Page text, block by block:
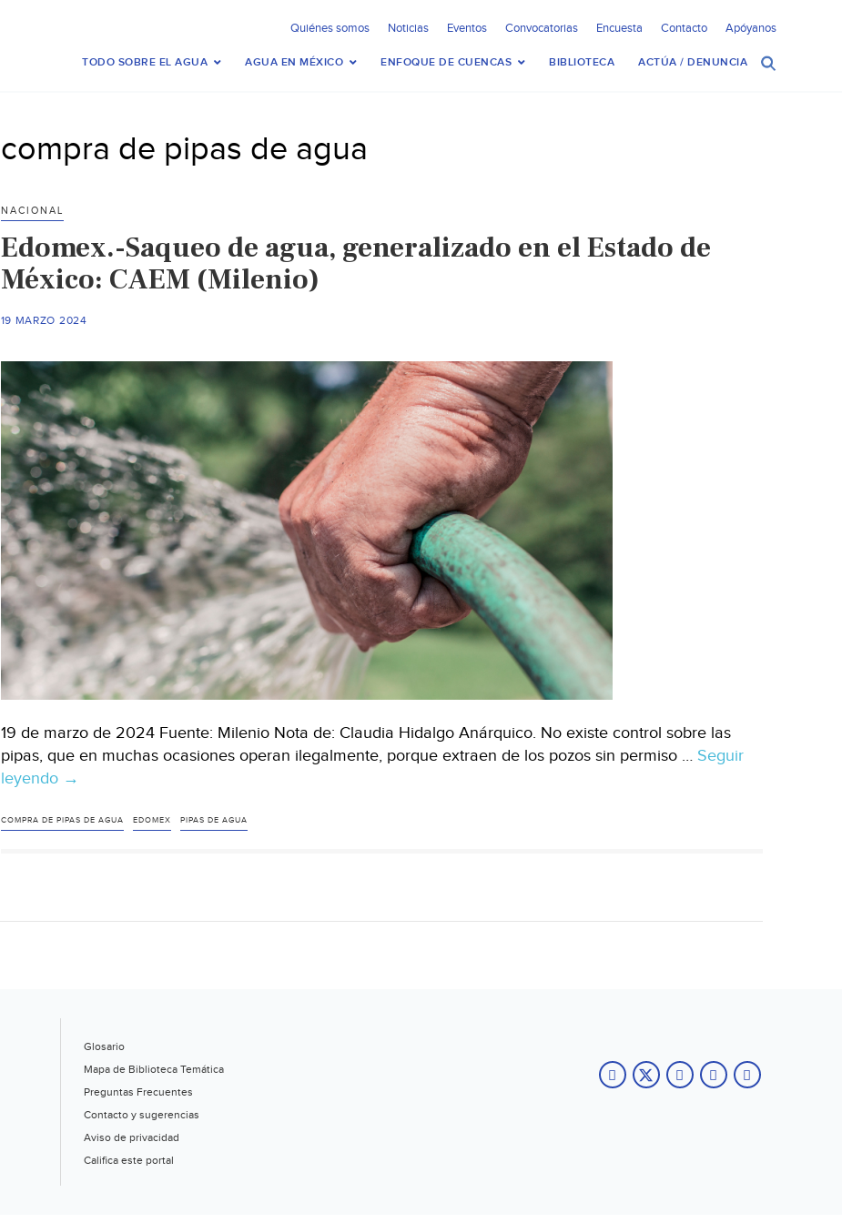
Quiénes somos Noticias Eventos Convocatorias Encuesta Contacto Apóyanos
TODO SOBRE EL AGUA AGUA EN MÉXICO ENFOQUE DE CUENCAS BIBLIOTECA ACTÚA / DENUNCIA
compra de pipas de agua
NACIONAL
Edomex.-Saqueo de agua, generalizado en el Estado de
México: CAEM (Milenio)
19 MARZO 2024
19 de marzo de 2024 Fuente: Milenio Nota de: Claudia Hidalgo Anárquico. No existe control sobre las
pipas, que en muchas ocasiones operan ilegalmente, porque extraen de los pozos sin permiso … Seguir
leyendo Edomex.-
de
→
COMPRA DE PIPAS DE AGUA EDOMEX PIPAS DE AGUA
Glosario
Mapa de Biblioteca Temática
Preguntas Frecuentes
Contacto y sugerencias
Aviso de privacidad
Califica este portal